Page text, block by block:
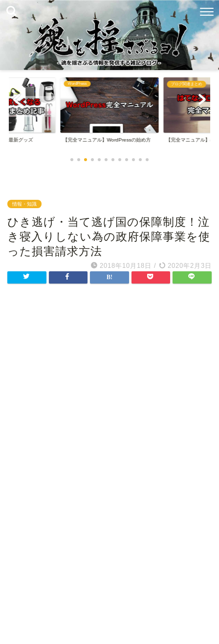
る最新グッズ
WordPress
【完全マニュアル】WordPressの始め方
ブログ関連まとめ
【完全マニュアル】は
情報・知識
ひき逃げ・当て逃げ国の保障制度！泣
き寝入りしない為の政府保障事業を使
った損害請求方法
2018年10月18日 / 2020年2月3日